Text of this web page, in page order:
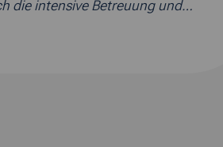
die intensive Betreuung und…